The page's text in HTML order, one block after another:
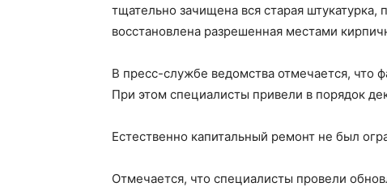
тщательно зачищена вся старая
восстановлена разрешенная местами
В пресс-службе ведомства отмечается, что
При этом специалисты привели в порядок
Естественно капитальный ремонт не был
Отмечается, что специалисты провели